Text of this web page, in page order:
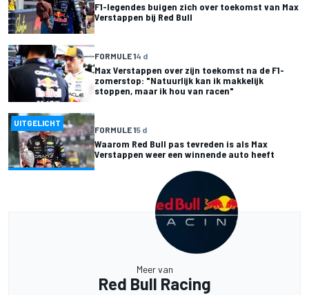
F1-legendes buigen zich over toekomst van Max
Verstappen bij Red Bull
FORMULE 14 d
Max Verstappen over zijn toekomst na de F1-
zomerstop: "Natuurlijk kan ik makkelijk
stoppen, maar ik hou van racen"
UITGELICHT
FORMULE 15 d
Waarom Red Bull pas tevreden is als Max
Verstappen weer een winnende auto heeft
Meer van
Red Bull Racing